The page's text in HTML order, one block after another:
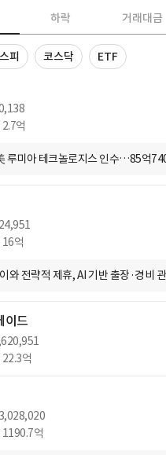
하락 거래대금
피 코스닥 ETF
2.7억
루미아 테크놀로지스 인수…85억
16억
와 전략적 제휴, AI 기반 출장·경비
이드
22.3억
1190.7억